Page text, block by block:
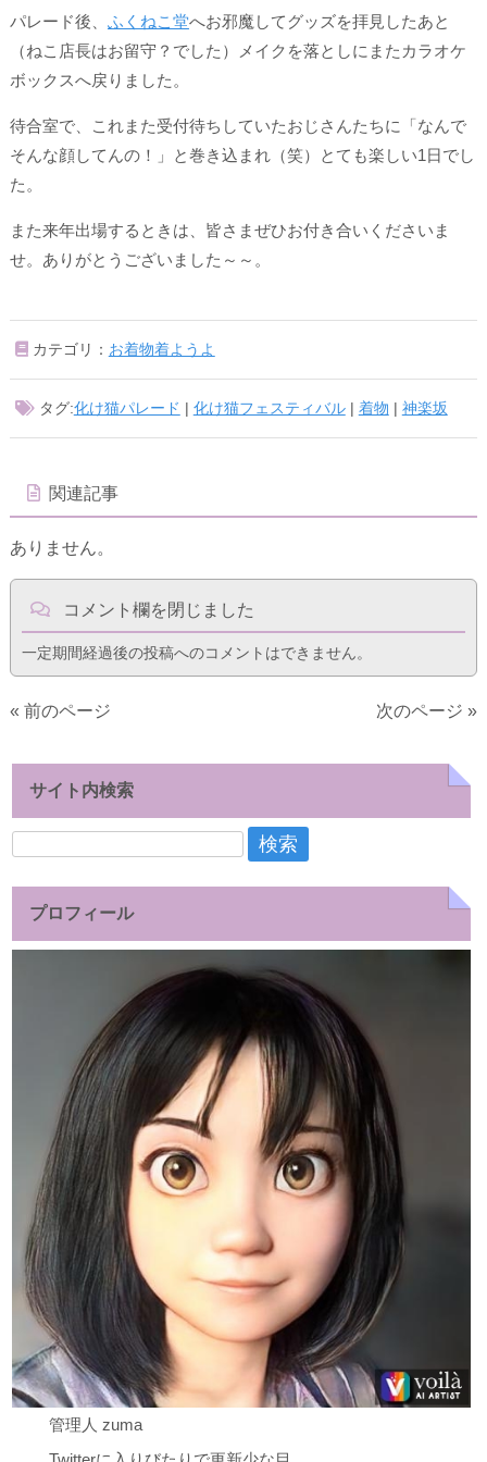
パレード後、 ふくねこ堂へお邪魔してグッズを拝見したあと
（ねこ店長はお留守？でした）メイクを落としにまたカラオケ
ボックスへ戻りました。
待合室で、これまた受付待ちしていたおじさんたちに「なんで
そんな顔してんの！」と巻き込まれ（笑）とても楽しい1日でし
た。
また来年出場するときは、皆さまぜひお付き合いくださいま
せ。ありがとうございました～～。
カテゴリ： お着物着ようよ
タグ:化け猫パレード | 化け猫フェスティバル| 着物 | 神楽坂
関連記事
ありません。
コメント欄を閉じました
一定期間経過後の投稿へのコメントはできません。
« 前のページ 次のページ »
サイト内検索
検
プロフィール
管理人 zuma